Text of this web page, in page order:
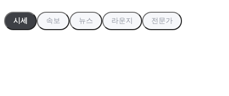
시세 속보 뉴스 라운지 전문가